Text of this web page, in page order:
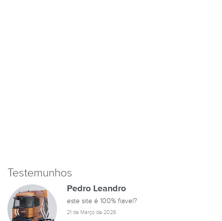
Testemunhos
Pedro Leandro
este site é 100% fiavel?
21 de Março de 2026